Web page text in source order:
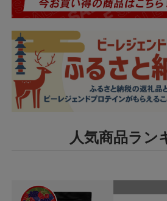
人気商品ラン